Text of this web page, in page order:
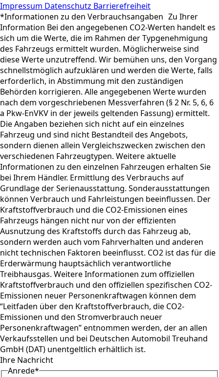
Impressum Datenschutz Barrierefreiheit
*Informationen zu den Verbrauchsangaben Zu Ihrer
Information Bei den angegebenen CO2-Werten handelt es
sich um die Werte, die im Rahmen der Typgenehmigung
des Fahrzeugs ermittelt wurden. Möglicherweise sind
diese Werte unzutreffend. Wir bemühen uns, den Vorgang
schnellstmöglich aufzuklären und werden die Werte, falls
erforderlich, in Abstimmung mit den zuständigen
Behörden korrigieren. Alle angegebenen Werte wurden
nach dem vorgeschriebenen Messverfahren (§ 2 Nr. 5, 6, 6
a Pkw-EnVKV in der jeweils geltenden Fassung) ermittelt.
Die Angaben beziehen sich nicht auf ein einzelnes
Fahrzeug und sind nicht Bestandteil des Angebots,
sondern dienen allein Vergleichszwecken zwischen den
verschiedenen Fahrzeugtypen. Weitere aktuelle
Informationen zu den einzelnen Fahrzeugen erhalten Sie
bei Ihrem Händler. Ermittlung des Verbrauchs auf
Grundlage der Serienausstattung. Sonderausstattungen
können Verbrauch und Fahrleistungen beeinflussen. Der
Kraftstoffverbrauch und die CO2-Emissionen eines
Fahrzeugs hängen nicht nur von der effizienten
Ausnutzung des Kraftstoffs durch das Fahrzeug ab,
sondern werden auch vom Fahrverhalten und anderen
nicht technischen Faktoren beeinflusst. CO2 ist das für die
Erderwärmung hauptsächlich verantwortliche
Treibhausgas. Weitere Informationen zum offiziellen
Kraftstoffverbrauch und den offiziellen spezifischen CO2-
Emissionen neuer Personenkraftwagen können dem
“Leitfaden über den Kraftstoffverbrauch, die CO2-
Emissionen und den Stromverbrauch neuer
Personenkraftwagen” entnommen werden, der an allen
Verkaufsstellen und bei Deutschen Automobil Treuhand
GmbH (DAT) unentgeltlich erhältlich ist.
Ihre Nachricht
Anrede*